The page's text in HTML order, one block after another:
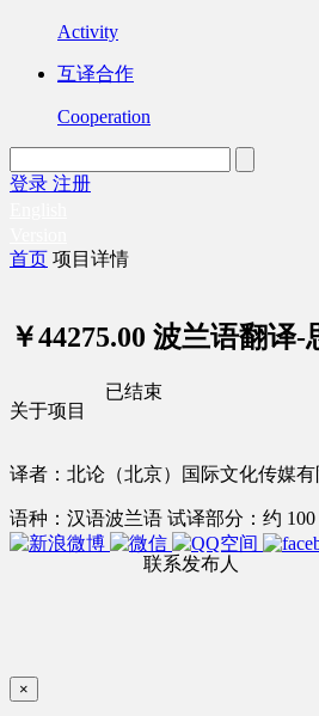
Activity
互译合作
Cooperation
登录 注册
首页 项目详情
￥44275.00 波兰语翻译-
关于项目
译者：北论（北京）国际文化传媒有
语种：汉语波兰语 试译部分：约 100
联系发布人
已结束
×